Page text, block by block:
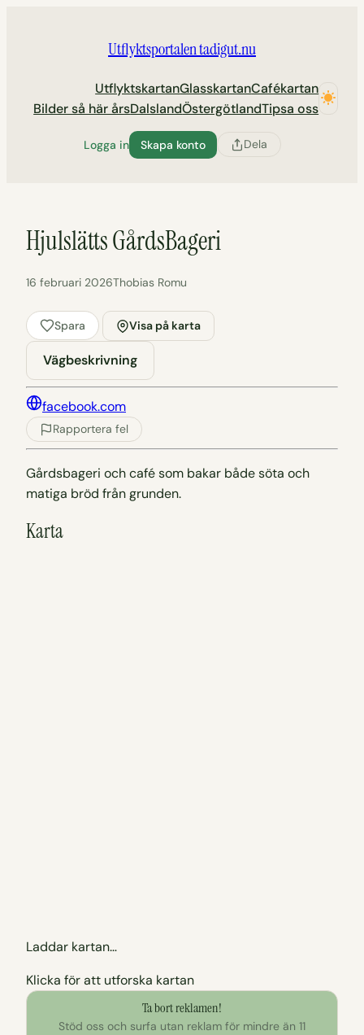
Utflyktsportalen tadigut.nu
UtflyktskartanGlasskartanCafékartan
Bilder så här årsDalslandÖstergötlandTipsa oss
Logga in Skapa konto Dela
Hjulslätts GårdsBageri
16 februari 2026Thobias Romu
Spara Visa på karta
Vägbeskrivning
facebook.com
Rapportera fel
Gårdsbageri och café som bakar både söta och
matiga bröd från grunden.
Karta
Laddar kartan…
Klicka för att utforska kartan
Ta bort reklamen!
Stöd oss och surfa utan reklam för mindre än 11